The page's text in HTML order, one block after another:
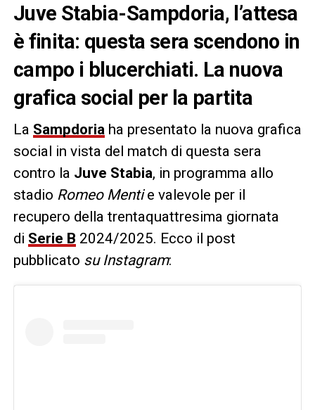
Juve Stabia-Sampdoria, l’attesa
è finita: questa sera scendono in
campo i blucerchiati. La nuova
grafica social per la partita
La Sampdoriaha presentato la nuova grafica
social in vista del match di questa sera
contro la Juve Stabia, in programma allo
stadio Romeo Mentie valevole per il
recupero della trentaquattresima giornata
di Serie B 2024/2025. Ecco il post
pubblicato su Instagram: